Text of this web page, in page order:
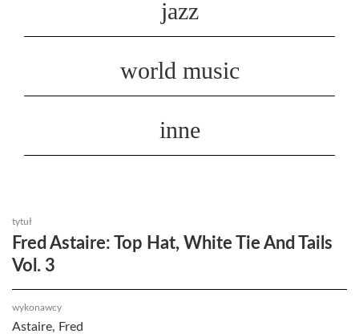
jazz
world music
inne
tytuł
Fred Astaire: Top Hat, White Tie And Tails
Vol. 3
wykonawcy
Astaire, Fred